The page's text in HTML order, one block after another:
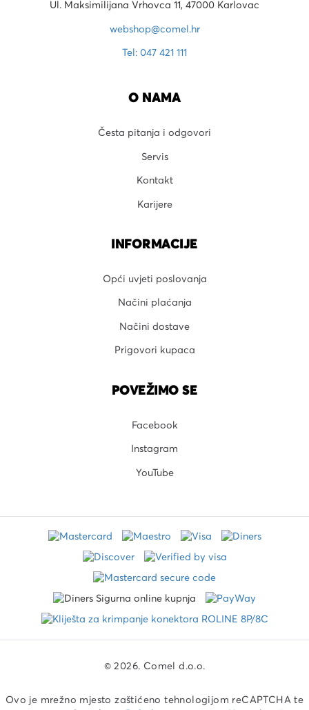
Ul. Maksimilijana Vrhovca 11, 47000 Karlovac
webshop@comel.hr
Tel: 047 421 111
O NAMA
Česta pitanja i odgovori
Servis
Kontakt
Karijere
INFORMACIJE
Opći uvjeti poslovanja
Načini plaćanja
Načini dostave
Prigovori kupaca
POVEŽIMO SE
Facebook
Instagram
YouTube
© 2026. Comel d.o.o.
Ovo je mrežno mjesto zaštićeno tehnologijom reCAPTCHA te